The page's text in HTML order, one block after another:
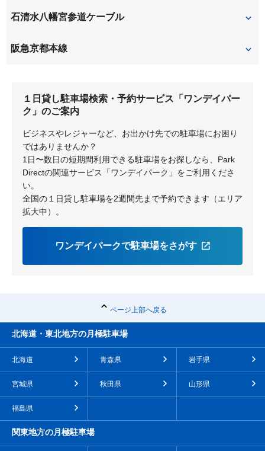
楠葉美咲
八幡大谷
八幡清水井
八幡馬場 八幡広門
淀の原町
橋本
牧野
石清水八幡宮参道ケーブル
ケーブル八幡宮山上
阪急京都本線
１日貸し駐車場検索・予約サービス「ワンデイパー
ク」のご案内
ビジネスやレジャーなど、お出かけ先での駐車場にお困り
ではありませんか？
1日〜数日の短期間利用できる駐車場をお探しなら、Park
Directの関連サービス「ワンデイパーク」をご利用くださ
い。
全国の１日貸し駐車場を2週間先まで予約できます（エリア
拡大中）。
ワンデイパークで駐車場をさがす
ページ上部へ戻る
北海道・東北地方の月極駐車場
北海道 青森県 岩手県
宮城県 秋田県 山形県
福島県
関東地方の月極駐車場